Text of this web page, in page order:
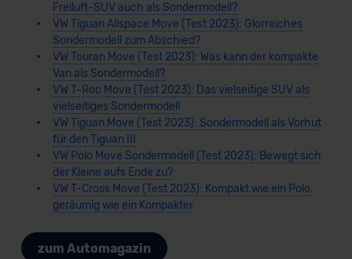
Freiluft-SUV auch als Sondermodell?
VW Tiguan Allspace Move (Test 2023): Glorreiches
Sondermodell zum Abschied?
VW Touran Move (Test 2023): Was kann der kompakte
Van als Sondermodell?
VW T-Roc Move (Test 2023): Das vielseitige SUV als
vielseitiges Sondermodell
VW Tiguan Move (Test 2023): Sondermodell als Vorhut
für den Tiguan III
VW Polo Move Sondermodell (Test 2023): Bewegt sich
der Kleine aufs Ende zu?
VW T-Cross Move (Test 2023): Kompakt wie ein Polo,
geräumig wie ein Kompakter
zum Automagazin